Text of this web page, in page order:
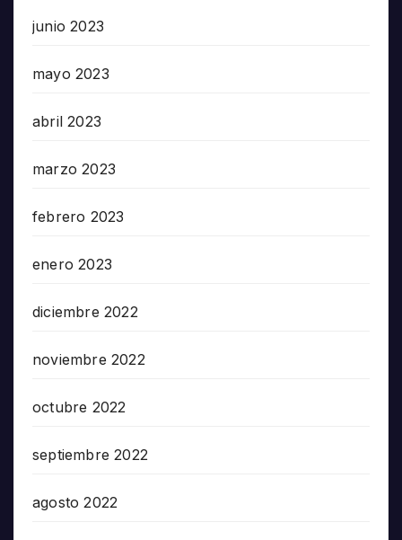
junio 2023
mayo 2023
abril 2023
marzo 2023
febrero 2023
enero 2023
diciembre 2022
noviembre 2022
octubre 2022
septiembre 2022
agosto 2022